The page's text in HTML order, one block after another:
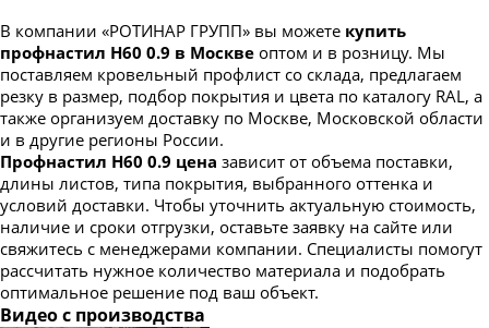
В компании «РОТИНАР ГРУПП» вы можете купить
профнастил Н60 0.9 в Москве оптом и в розницу. Мы
поставляем кровельный профлист со склада, предлагаем
резку в размер, подбор покрытия и цвета по каталогу RAL, а
также организуем доставку по Москве, Московской области
и в другие регионы России.
Профнастил Н60 0.9 цена зависит от объема поставки,
длины листов, типа покрытия, выбранного оттенка и
условий доставки. Чтобы уточнить актуальную стоимость,
наличие и сроки отгрузки, оставьте заявку на сайте или
свяжитесь с менеджерами компании. Специалисты помогут
рассчитать нужное количество материала и подобрать
оптимальное решение под ваш объект.
Видео с производства